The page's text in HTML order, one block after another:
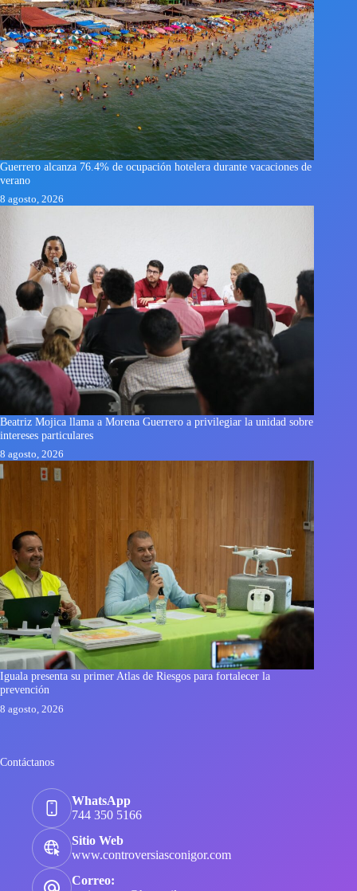
Guerrero alcanza 76.4% de ocupación hotelera durante vacaciones de
verano
8 agosto, 2026
Beatriz Mojica llama a Morena Guerrero a privilegiar la unidad sobre
intereses particulares
8 agosto, 2026
Iguala presenta su primer Atlas de Riesgos para fortalecer la
prevención
8 agosto, 2026
Contáctanos
WhatsApp
744 350 5166
Sitio Web
www.controversiasconigor.com
Correo: